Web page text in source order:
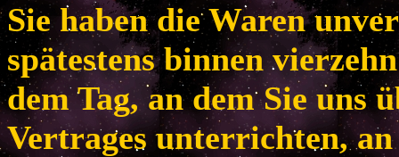
Sie haben die Waren
spätestens binnen
dem Tag, an dem Sie uns
Vertrages unterrichten, an